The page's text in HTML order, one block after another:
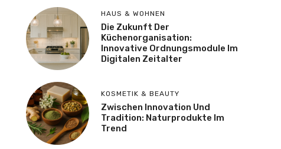
HAUS & WOHNEN
Die Zukunft Der
Küchenorganisation:
Innovative Ordnungsmodule Im
Digitalen Zeitalter
KOSMETIK & BEAUTY
Zwischen Innovation Und
Tradition: Naturprodukte Im
Trend